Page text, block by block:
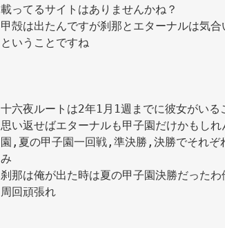
載ってるサイトはありませんかね？
甲殻は出たんですが刹那とエターナルは気
ということですね
思い返せばエターナルも甲子園だけかもし
園,夏の甲子園一回戦,準決勝,決勝でそれぞ
み
刹那は俺が出た時は夏の甲子園決勝だった
周回頑張れ